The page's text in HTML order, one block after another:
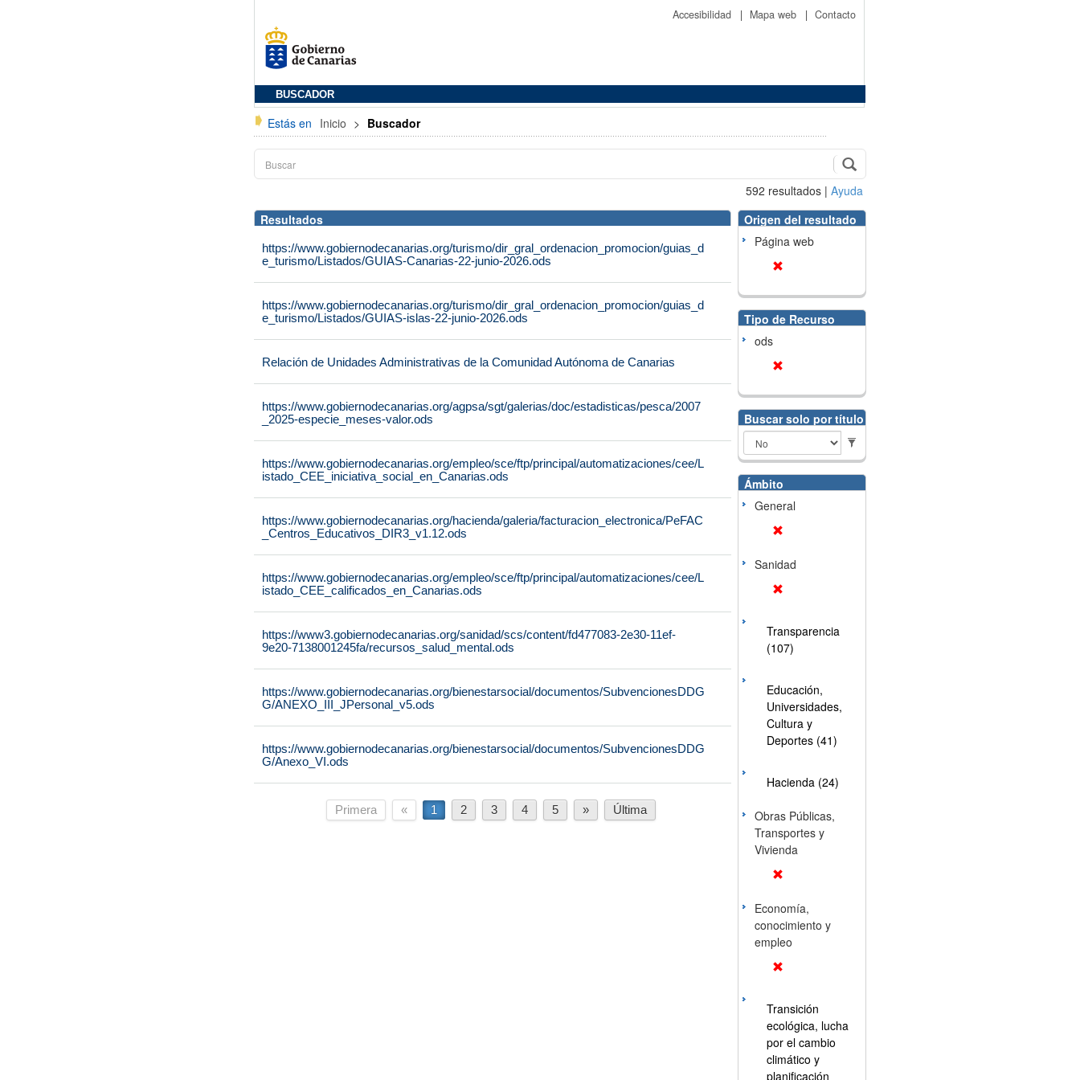
Accesibilidad | Mapa web | Contacto
BUSCADOR
Estás en Inicio > Buscador
592 resultados | Ayuda
Resultados
https://www.gobiernodecanarias.org/turismo/dir_gral_ordenacion_promocion/guias_d
e_turismo/Listados/GUIAS-Canarias-22-junio-2026.ods
https://www.gobiernodecanarias.org/turismo/dir_gral_ordenacion_promocion/guias_d
e_turismo/Listados/GUIAS-islas-22-junio-2026.ods
Relación de Unidades Administrativas de la Comunidad Autónoma de Canarias
https://www.gobiernodecanarias.org/agpsa/sgt/galerias/doc/estadisticas/pesca/2007
_2025-especie_meses-valor.ods
https://www.gobiernodecanarias.org/empleo/sce/ftp/principal/automatizaciones/cee/L
istado_CEE_iniciativa_social_en_Canarias.ods
https://www.gobiernodecanarias.org/hacienda/galeria/facturacion_electronica/PeFAC
_Centros_Educativos_DIR3_v1.12.ods
https://www.gobiernodecanarias.org/empleo/sce/ftp/principal/automatizaciones/cee/L
istado_CEE_calificados_en_Canarias.ods
https://www3.gobiernodecanarias.org/sanidad/scs/content/fd477083-2e30-11ef-
9e20-7138001245fa/recursos_salud_mental.ods
https://www.gobiernodecanarias.org/bienestarsocial/documentos/SubvencionesDDG
G/ANEXO_III_JPersonal_v5.ods
https://www.gobiernodecanarias.org/bienestarsocial/documentos/SubvencionesDDG
G/Anexo_VI.ods
Primera « 1 2 3 4 5 » Última
Origen del resultado
Página web
Tipo de Recurso
ods
Buscar solo por título
Ámbito
General
Sanidad
Transparencia
(107)
Educación,
Universidades,
Cultura y
Deportes (41)
Hacienda (24)
Obras Públicas,
Transportes y
Vivienda
Economía,
conocimiento y
empleo
Transición
ecológica, lucha
por el cambio
climático y
planificación